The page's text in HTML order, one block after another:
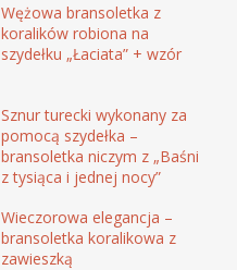
Wężowa bransoletka z
koralików robiona na
szydełku „Łaciata” + wzór
Sznur turecki wykonany za
pomocą szydełka –
bransoletka niczym z „Baśni
z tysiąca i jednej nocy”
Wieczorowa elegancja –
bransoletka koralikowa z
zawieszką